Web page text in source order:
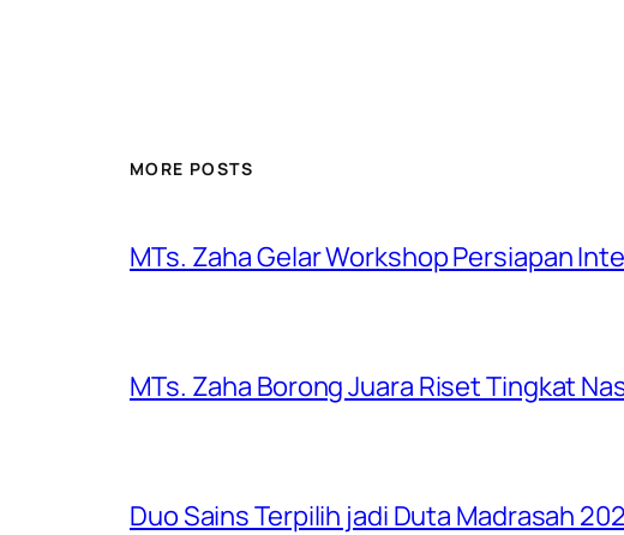
MORE POSTS
MTs. Zaha Gelar Workshop Persiapan
MTs. Zaha Borong Juara Riset Tingkat
Duo Sains Terpilih jadi Duta Madrasah